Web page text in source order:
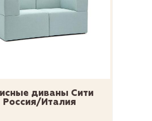
диваны Сити
Россия/Италия